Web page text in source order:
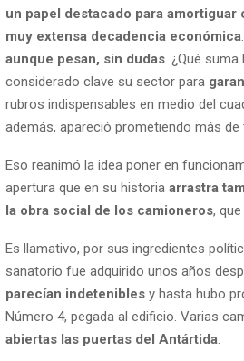
un papel destacado para
muy extensa decadencia económica
aunque pesan, sin dudas. ¿Qué
considerado clave su sector para
rubros indispensables en medio del
además, apareció prometiendo más
Eso reanimó la idea poner en
apertura que en su historia arrastra
la obra social de los camioneros,
Es llamativo, por sus ingredientes
sanatorio fue adquirido unos años
parecían indetenibles y hasta hubo
Número 4, pegada al edificio. Varias
abiertas las puertas del Antártida.